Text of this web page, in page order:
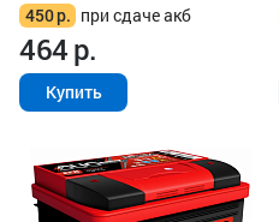
450р. при сдаче акб
464р.
Купить